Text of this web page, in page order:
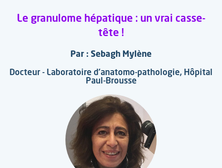
Le granulome hépatique : un vrai casse-
tête !
Par : Sebagh Mylène
Docteur - Laboratoire d’anatomo-pathologie, Hôpital
Paul-Brousse